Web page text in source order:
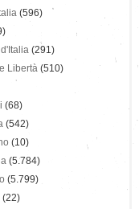
(596)
(291)
Libertà (510)
(68)
(542)
(10)
(5.784)
(5.799)
(22)